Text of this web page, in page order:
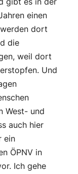
einen
dort
die
weil dort
Und
West- und
auch hier
ein
ÖPNV in
Ich gehe